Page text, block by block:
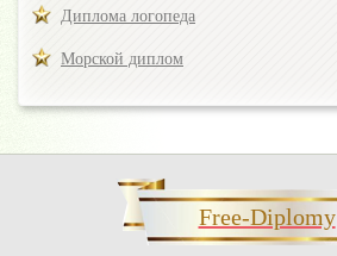
Диплома логопеда
Морской диплом
Free-Diplomy